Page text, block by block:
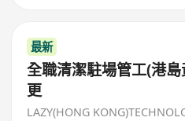
最新
全職清潔駐場管工(港
更
LAZY(HONG